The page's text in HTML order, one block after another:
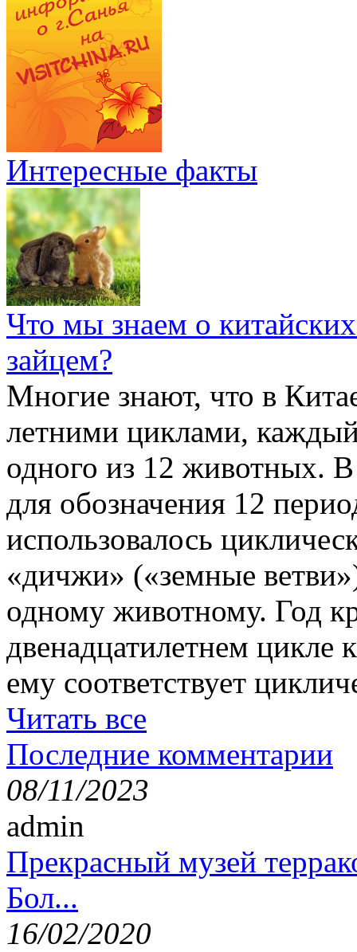
Интересные факты
Что мы знаем о
зайцем?
Многие знают, что в
летними циклами,
одного из 12 животных. В
для обозначения 12
использовалось
«дичжи» («земные
одному животному. Год
двенадцатилетнем цикле
ему соответствует
Читать все
Последние комментарии
08/11/2023
admin
Прекрасный музей
Бол...
16/02/2020